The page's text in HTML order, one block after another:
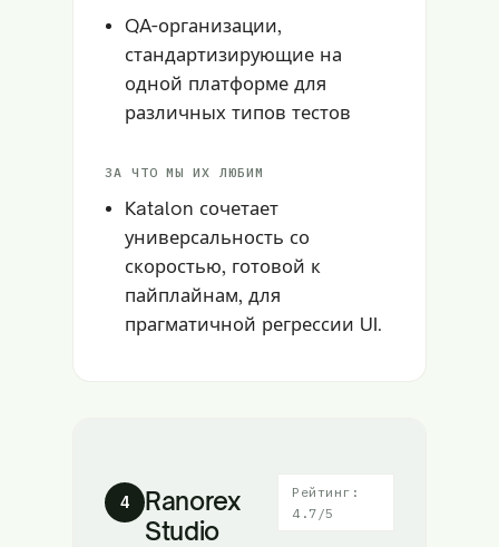
QA-организации,
стандартизирующие на
одной платформе для
различных типов тестов
ЗА ЧТО МЫ ИХ ЛЮБИМ
Katalon сочетает
универсальность со
скоростью, готовой к
пайплайнам, для
прагматичной регрессии UI.
4
Ranorex
Studio
Рейтинг:
4.7/5